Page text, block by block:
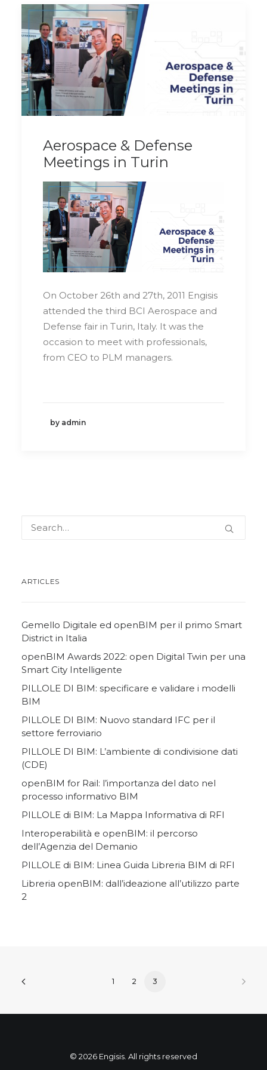
Aerospace & Defense
Meetings in Turin
On October 26th and 27th, 2011 Engisis
attended the third BCI Aerospace and
Defense fair in Turin, Italy. It was the
occasion to meet with professionals,
from CEO to PLM managers.
by admin
ARTICLES
Gemello Digitale ed openBIM per il primo Smart
District in Italia
openBIM Awards 2022: open Digital Twin per una
Smart City Intelligente
PILLOLE DI BIM: specificare e validare i modelli
BIM
PILLOLE DI BIM: Nuovo standard IFC per il
settore ferroviario
PILLOLE DI BIM: L’ambiente di condivisione dati
(CDE)
openBIM for Rail: l’importanza del dato nel
processo informativo BIM
PILLOLE di BIM: La Mappa Informativa di RFI
Interoperabilità e openBIM: il percorso
dell’Agenzia del Demanio
PILLOLE di BIM: Linea Guida Libreria BIM di RFI
Libreria openBIM: dall’ideazione all’utilizzo parte
2
1 2 3
© 2026 Engisis. All rights reserved